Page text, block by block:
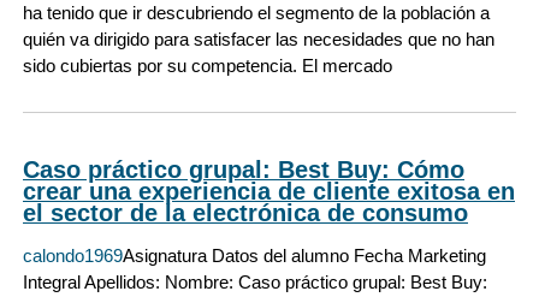
ha tenido que ir descubriendo el segmento de la población a
quién va dirigido para satisfacer las necesidades que no han
sido cubiertas por su competencia. El mercado
Caso práctico grupal: Best Buy: Cómo
crear una experiencia de cliente exitosa en
el sector de la electrónica de consumo
calondo1969Asignatura Datos del alumno Fecha Marketing
Integral Apellidos: Nombre: Caso práctico grupal: Best Buy: